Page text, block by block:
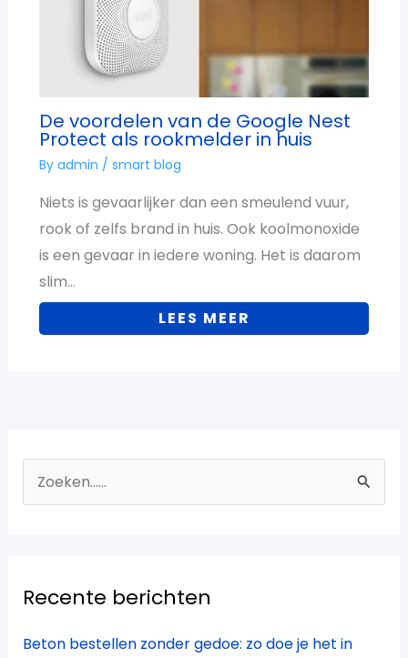
De voordelen van de Google Nest
Protect als rookmelder in huis
By admin / smart blog
Niets is gevaarlijker dan een smeulend vuur,
rook of zelfs brand in huis. Ook koolmonoxide
is een gevaar in iedere woning. Het is daarom
slim…
LEES MEER
n
Recente berichten
Beton bestellen zonder gedoe: zo doe je het in